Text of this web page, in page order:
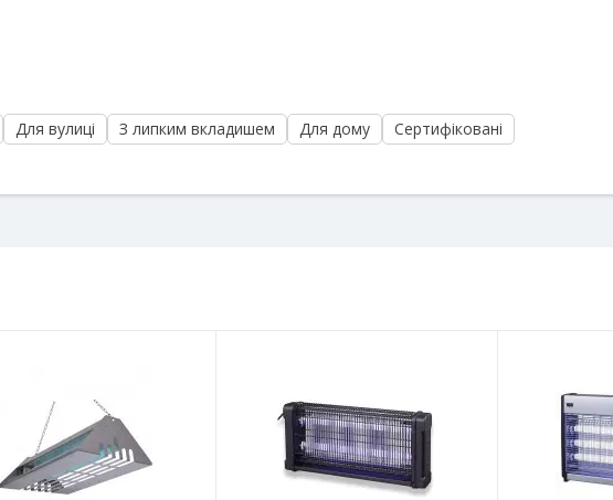
Для вулиці З липким вкладишем Для дому Сертифіковані